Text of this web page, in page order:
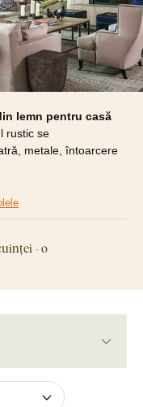
lemn pentru casă
rustic se
metale, întoarcere
- o